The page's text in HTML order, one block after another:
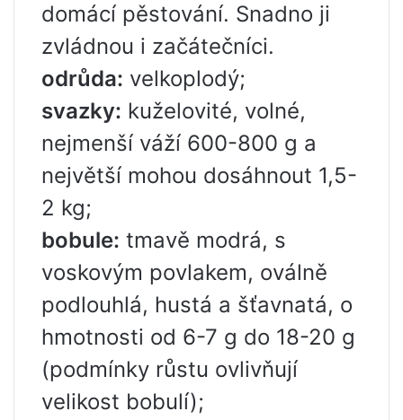
domácí pěstování. Snadno ji
zvládnou i začátečníci.
odrůda: velkoplodý;
svazky: kuželovité, volné,
nejmenší váží 600-800 g a
největší mohou dosáhnout 1,5-
2 kg;
bobule: tmavě modrá, s
voskovým povlakem, oválně
podlouhlá, hustá a šťavnatá, o
hmotnosti od 6-7 g do 18-20 g
(podmínky růstu ovlivňují
velikost bobulí);